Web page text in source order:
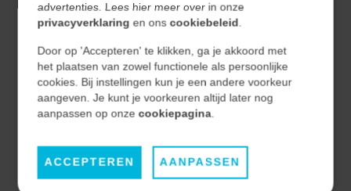
Blik achter de schermen: maak kennis met
LEES MEER
advertenties. Lees hier meer over in onze
privacyverklaring en onscookiebeleid.
Door op 'Accepteren' te klikken, ga je akkoord met
het plaatsen van zowel functionele als persoonlijke
cookies. Bij instellingen kun je een andere voorkeur
aangeven. Je kunt je voorkeuren altijd later nog
aanpassen op onzecookiepagina.
ACCEPTEREN AANPASSEN